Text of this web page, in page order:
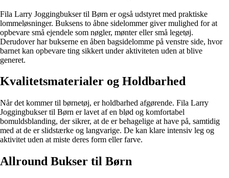
Fila Larry Joggingbukser til Børn er også udstyret med praktiske
lommeløsninger. Buksens to åbne sidelommer giver mulighed for at
opbevare små ejendele som nøgler, mønter eller små legetøj.
Derudover har bukserne en åben bagsidelomme på venstre side, hvor
barnet kan opbevare ting sikkert under aktiviteten uden at blive
generet.
Kvalitetsmaterialer og Holdbarhed
Når det kommer til børnetøj, er holdbarhed afgørende. Fila Larry
Joggingbukser til Børn er lavet af en blød og komfortabel
bomuldsblanding, der sikrer, at de er behagelige at have på, samtidig
med at de er slidstærke og langvarige. De kan klare intensiv leg og
aktivitet uden at miste deres form eller farve.
Allround Bukser til Børn